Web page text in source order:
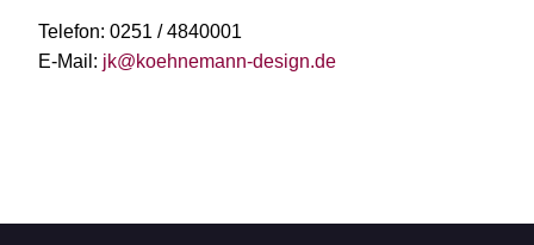
Telefon: 0251 / 4840001
E-Mail: jk@koehnemann-design.de